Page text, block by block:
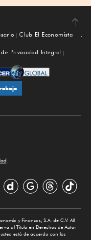
Subir
Club El Economista
Privacidad Integral
y Finanzas, S.A. de C.V. All
al Título en Derechos de Autor
está de acuerdo con los